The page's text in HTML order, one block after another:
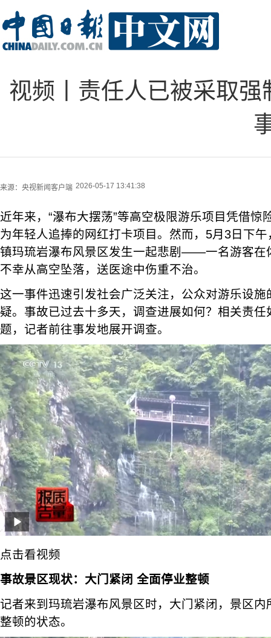
视频丨责任人已被采取
来源： 央视新闻客户端 2026-05-17 13:41:38
近年来，“瀑布大摆荡”等高空极限游乐项目凭借惊
为年轻人追捧的网红打卡项目。然而，5月3日下
镇玛琉岩瀑布风景区发生一起悲剧——一名游客在
不幸从高空坠落，送医途中伤重不治。
这一事件迅速引发社会广泛关注，公众对游乐设
疑。事故已过去十多天，调查进展如何？相关责
题，记者前往事发地展开调查。
点击看视频
事故景区现状：大门紧闭 全面停业整顿
记者来到玛琉岩瀑布风景区时，大门紧闭，景区
整顿的状态。